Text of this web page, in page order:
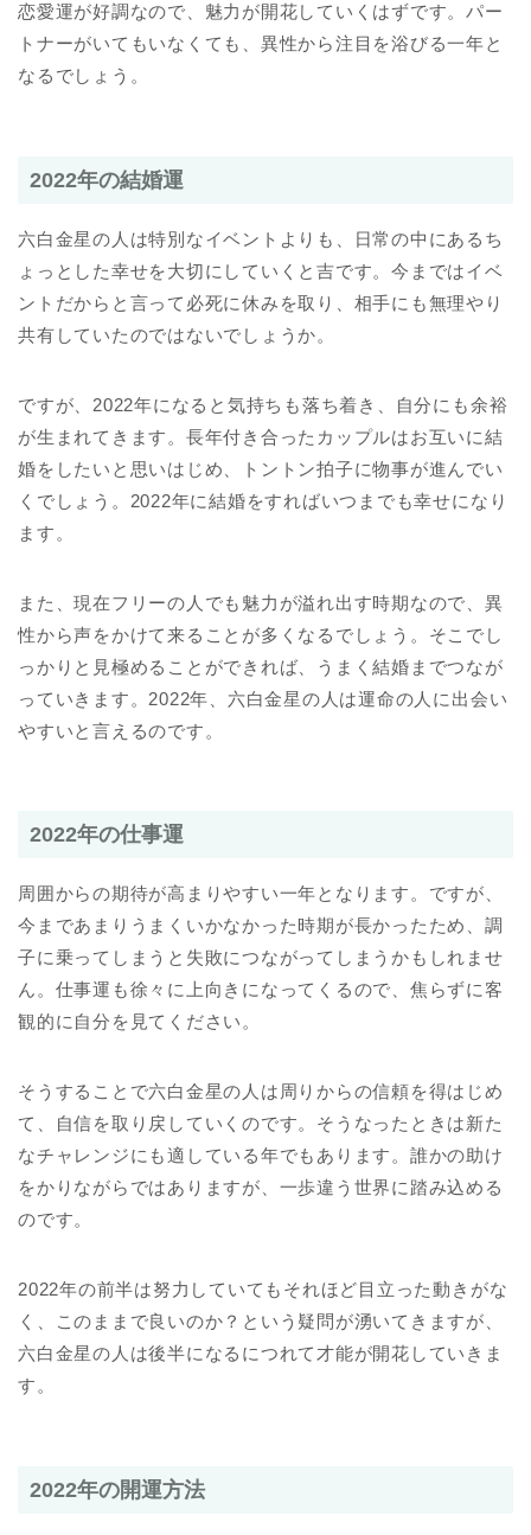
恋愛運が好調なので、魅力が開花していくはずです。パー
トナーがいてもいなくても、異性から注目を浴びる一年と
なるでしょう。
2022年の結婚運
六白金星の人は特別なイベントよりも、日常の中にあるち
ょっとした幸せを大切にしていくと吉です。今まではイベ
ントだからと言って必死に休みを取り、相手にも無理やり
共有していたのではないでしょうか。
ですが、2022年になると気持ちも落ち着き、自分にも余裕
が生まれてきます。長年付き合ったカップルはお互いに結
婚をしたいと思いはじめ、トントン拍子に物事が進んでい
くでしょう。2022年に結婚をすればいつまでも幸せになり
ます。
また、現在フリーの人でも魅力が溢れ出す時期なので、異
性から声をかけて来ることが多くなるでしょう。そこでし
っかりと見極めることができれば、うまく結婚までつなが
っていきます。2022年、六白金星の人は運命の人に出会い
やすいと言えるのです。
2022年の仕事運
周囲からの期待が高まりやすい一年となります。ですが、
今まであまりうまくいかなかった時期が長かったため、調
子に乗ってしまうと失敗につながってしまうかもしれませ
ん。仕事運も徐々に上向きになってくるので、焦らずに客
観的に自分を見てください。
そうすることで六白金星の人は周りからの信頼を得はじめ
て、自信を取り戻していくのです。そうなったときは新た
なチャレンジにも適している年でもあります。誰かの助け
をかりながらではありますが、一歩違う世界に踏み込める
のです。
2022年の前半は努力していてもそれほど目立った動きがな
く、このままで良いのか？という疑問が湧いてきますが、
六白金星の人は後半になるにつれて才能が開花していきま
す。
2022年の開運方法